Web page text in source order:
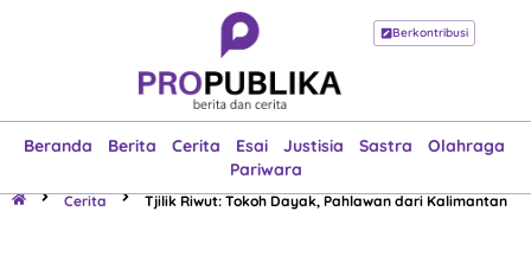
Berkontribusi
Beranda Berita Cerita Esai Justisia Sastra
Olahraga
Pariwara
Beranda
Esai
Justisia
Sastra
Olahraga
Pariwara
Cerita Tjilik Riwut: Tokoh Dayak, Pahlawan dari Kalimantan